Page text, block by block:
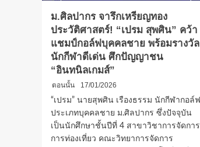
ม.ศิลปากร จารึกเหรียญทอง
ประวัติศาสตร์! “เปรม สุพศิน” คว้า
แชมป์กอล์ฟบุคคลชาย พร้อมรางวัล
นักกีฬาดีเด่น ศึกปัญญาชน
“อินทนิลเกมส์”
ตอนนั้น
17/01/2026
“เปรม” นายสุพศิน เรืองธรรม นักกีฬากอล์ฟ
ประเภทบุคคลชาย ม.ศิลปากร ซึ่งปัจจุบัน
เป็นนักศึกษาชั้นปีที่ 4 สาขาวิชาการจัดการ
การท่องเที่ยว คณะวิทยาการจัดการ